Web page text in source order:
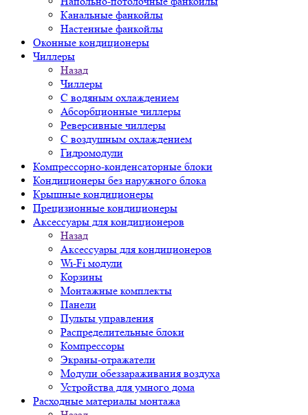
Канальные фанкойлы
Настенные фанкойлы
Оконные кондиционеры
Чиллеры
Назад
Чиллеры
С водяным охлаждением
Абсорбционные чиллеры
Реверсивные чиллеры
С воздушным охлаждением
Гидромодули
Компрессорно-конденсаторные блоки
Кондиционеры без наружного блока
Крышные кондиционеры
Прецизионные кондиционеры
Аксессуары для кондиционеров
Назад
Аксессуары для кондиционеров
Wi-Fi модули
Корзины
Монтажные комплекты
Панели
Пульты управления
Распределительные блоки
Компрессоры
Экраны-отражатели
Модули обеззараживания воздуха
Устройства для умного дома
Расходные материалы монтажа